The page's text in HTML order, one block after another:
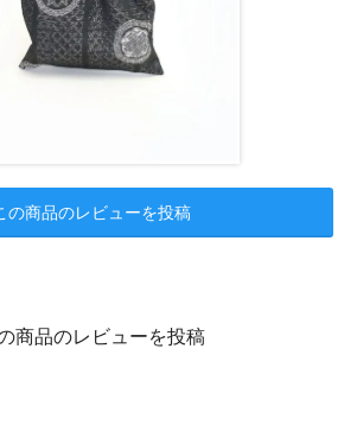
の商品のレビューを投稿
商品のレビューを投稿